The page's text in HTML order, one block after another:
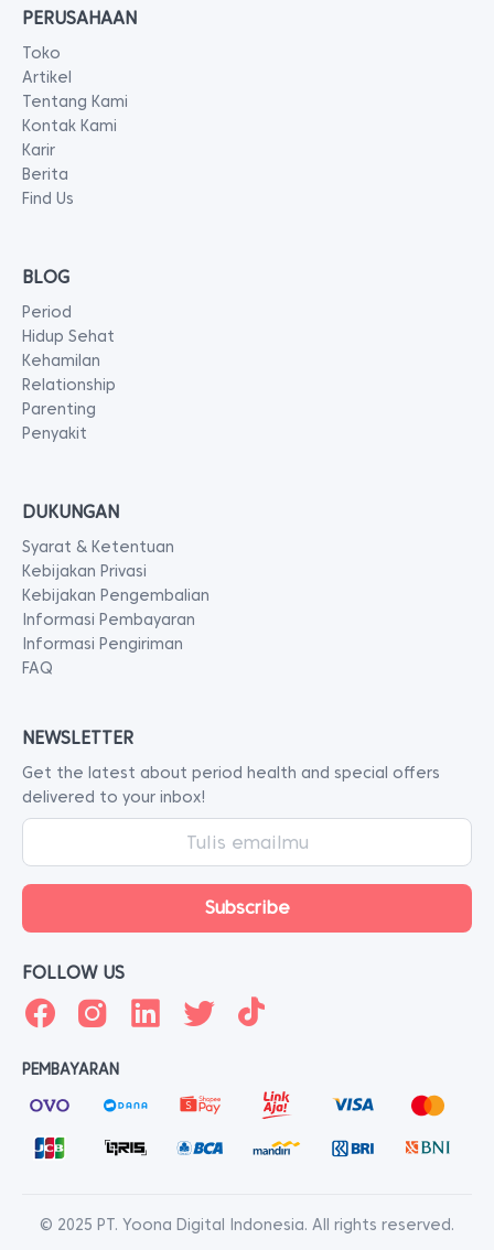
PERUSAHAAN
Toko
Artikel
Tentang Kami
Kontak Kami
Karir
Berita
Find Us
BLOG
Period
Hidup Sehat
Kehamilan
Relationship
Parenting
Penyakit
DUKUNGAN
Syarat & Ketentuan
Kebijakan Privasi
Kebijakan Pengembalian
Informasi Pembayaran
Informasi Pengiriman
FAQ
NEWSLETTER
Get the latest about period health and special offers
delivered to your inbox!
FOLLOW US
PEMBAYARAN
© 2025 PT. Yoona Digital Indonesia. All rights reserved.